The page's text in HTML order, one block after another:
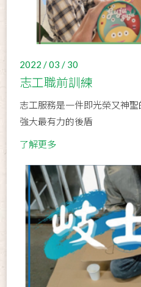
2022 / 03 / 30
志工職前訓練
志工服務是一件即光榮又神
強大最有力的後盾
了解更多